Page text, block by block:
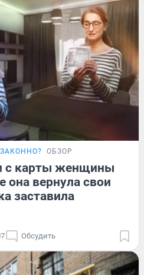
ОБЗОР
с карты женщины
она вернула свои
заставила
Обсудить